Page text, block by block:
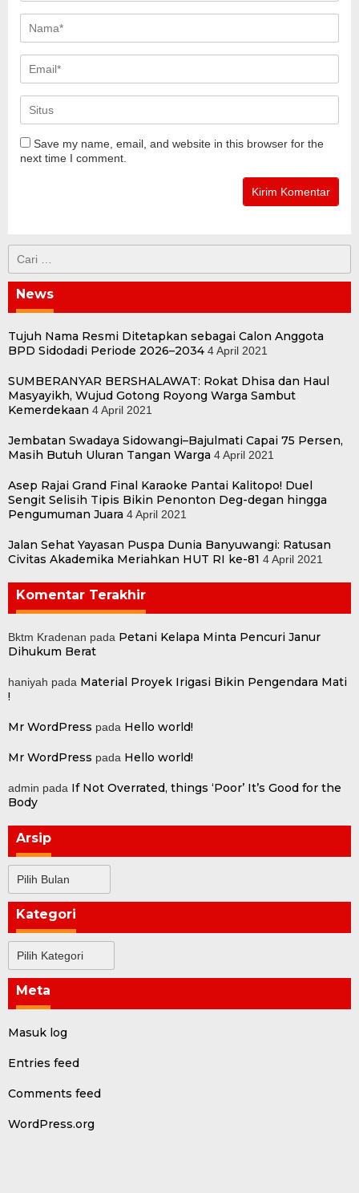
Save my name, email, and website in this browser for the
next time I comment.
untuk:
News
Tujuh Nama Resmi Ditetapkan sebagai Calon Anggota
BPD Sidodadi Periode 2026–2034 4 April 2021
SUMBERANYAR BERSHALAWAT: Rokat Dhisa dan Haul
Masyayikh, Wujud Gotong Royong Warga Sambut
Kemerdekaan 4 April 2021
Jembatan Swadaya Sidowangi–Bajulmati Capai 75 Persen,
Masih Butuh Uluran Tangan Warga 4 April 2021
Asep Rajai Grand Final Karaoke Pantai Kalitopo! Duel
Sengit Selisih Tipis Bikin Penonton Deg-degan hingga
Pengumuman Juara 4 April 2021
Jalan Sehat Yayasan Puspa Dunia Banyuwangi: Ratusan
Civitas Akademika Meriahkan HUT RI ke-81 4 April 2021
Komentar Terakhir
Bktm Kradenan pada Petani Kelapa Minta Pencuri Janur
Dihukum Berat
haniyah pada Material Proyek Irigasi Bikin Pengendara Mati
!
Mr WordPress pada Hello world!
Mr WordPress pada Hello world!
admin pada If Not Overrated, things ‘Poor’ It’s Good for the
Body
Arsip
Kategori
Meta
Masuk log
Entries feed
Comments feed
WordPress.org